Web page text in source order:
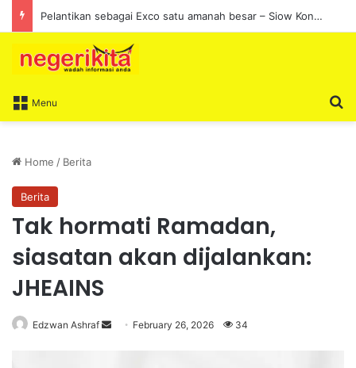
Pelantikan sebagai Exco satu amanah besar – Siow Kong Choon
Menu
Home / Berita
Berita
Tak hormati Ramadan,
siasatan akan dijalankan:
JHEAINS
Edzwan Ashraf February 26, 2026 34